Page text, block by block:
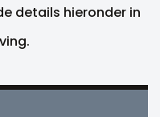
details hieronder in